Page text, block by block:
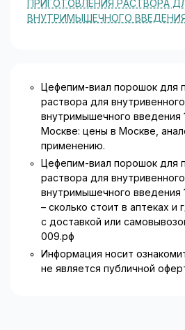
При назначении эмпирического
Для идентификации
определения
провести соответствующие
применяться в виде
идентификации
как он обладает широким
антибактериального действия
грамположительных и
роорганизмов. При риске
анаэробной инфекции
присутствовать
микроорганизмы) лечение
с препаратом, действующим на
ПРИГОТОВЛЕНИЯ РАСТВОРА
ВНУТРИМЫШЕЧНОГО ВВЕДЕНИЯ
Цефепим-виал порошок для
раствора для
внутримышечного введения
Москве: цены в Москве,
применению.
Цефепим-виал порошок для
раствора для
внутримышечного введения
– сколько стоит в аптеках и
с доставкой или
009.рф
Информация носит
не является публичной